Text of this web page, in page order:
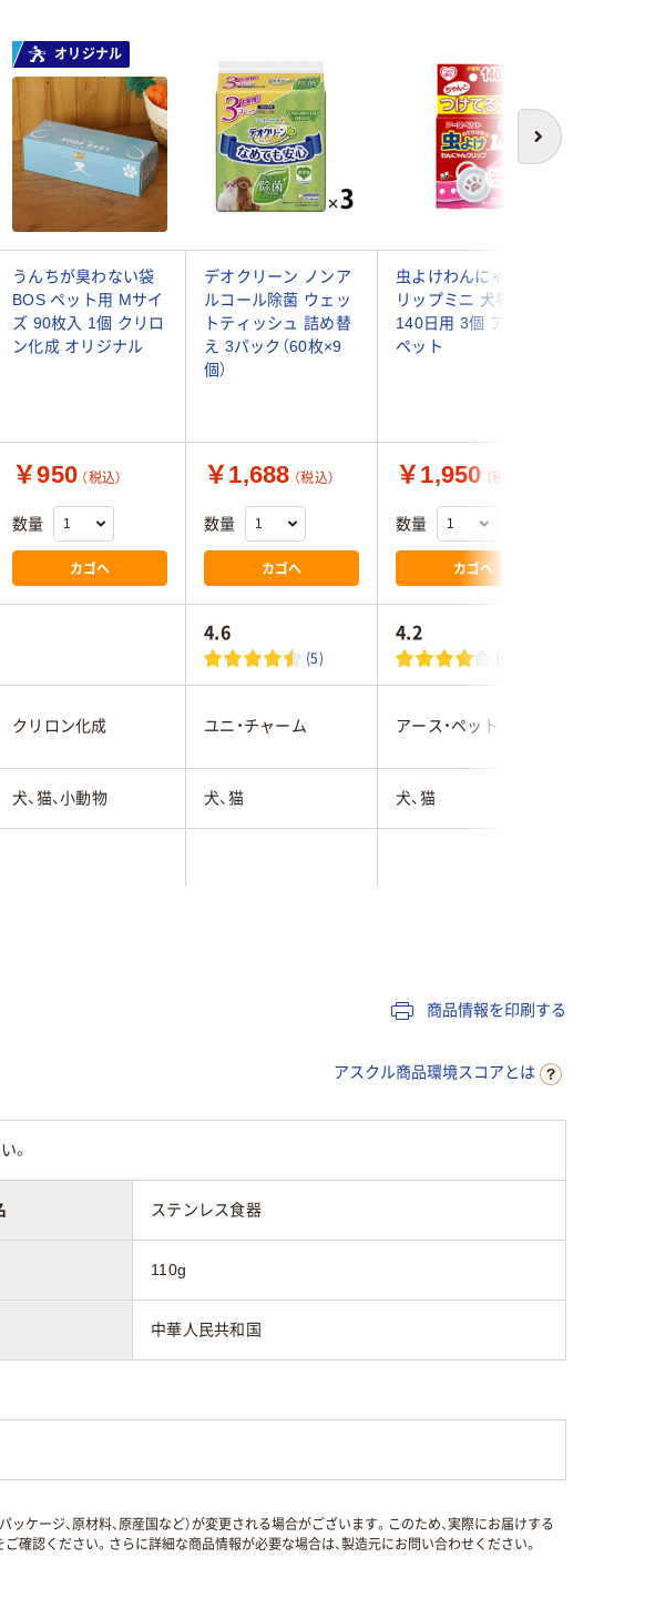
次へ
オリジナル
うんちが臭わない袋
BOS ペット用 Mサイ
ズ 90枚入 1個 クリロ
ン化成 オリジナル
デオクリーン ノンア
ルコール除菌 ウェッ
トティッシュ 詰め替
え 3パック（60枚×9
個）
虫よけわんにゃんク
リップミニ 犬猫用
140日用 3個 アース・
ペット
￥950 （税込）
数量
カゴへ
￥1,688 （税込）
数量
カゴへ
￥1,950 （税込）
数量
カゴへ
4.6
(5)
4.2
(4)
クリロン化成 ユニ・チャーム アース・ペット
犬、猫、小動物 犬、猫 犬、猫
商品情報を印刷する
アスクル商品環境スコアとは
。
ステンレス食器
110g
中華人民共和国
ケージ、原材料、原産国など）が変更される場合がございます。このため、実際にお届けする
認ください。さらに詳細な商品情報が必要な場合は、製造元にお問い合わせください。